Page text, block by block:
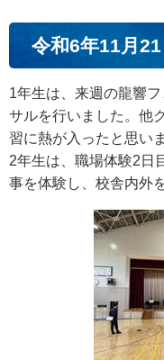
令和6年11月21
1年生は、来週の龍響
サルを行いました。他
習に熱が入ったと思い
2年生は、職場体験2日
事を体験し、校舎内外